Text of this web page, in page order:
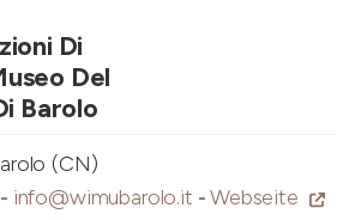
Di
Del
Barolo
(CN)
- info@wimubarolo.it -Webseite